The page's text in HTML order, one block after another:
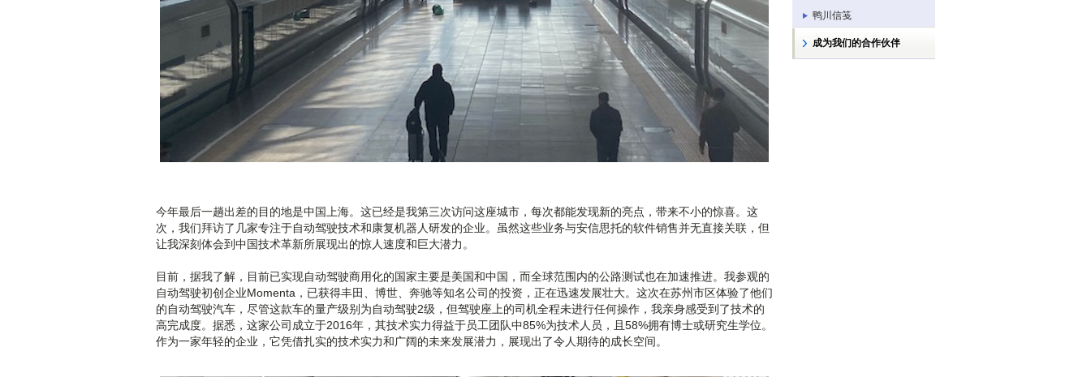
今年最后一趟出差的目的地是中国上海。这已经是我第三次访问这座城市，每次都能发现新的亮点，带来不小的惊喜。这
次，我们拜访了几家专注于自动驾驶技术和康复机器人研发的企业。虽然这些业务与安信思托的软件销售并无直接关联，但
让我深刻体会到中国技术革新所展现出的惊人速度和巨大潜力。
目前，据我了解，目前已实现自动驾驶商用化的国家主要是美国和中国，而全球范围内的公路测试也在加速推进。我参观的
自动驾驶初创企业Momenta，已获得丰田、博世、奔驰等知名公司的投资，正在迅速发展壮大。这次在苏州市区体验了他们
的自动驾驶汽车，尽管这款车的量产级别为自动驾驶2级，但驾驶座上的司机全程未进行任何操作，我亲身感受到了技术的
高完成度。据悉，这家公司成立于2016年，其技术实力得益于员工团队中85%为技术人员，且58%拥有博士或研究生学位。
作为一家年轻的企业，它凭借扎实的技术实力和广阔的未来发展潜力，展现出了令人期待的成长空间。
鸭川信笺
成为我们的合作伙伴